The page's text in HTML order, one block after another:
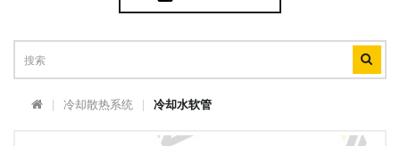
冷却散热系统 冷却水软管